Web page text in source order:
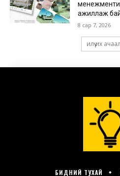
БИДНИЙ ТУХАЙ